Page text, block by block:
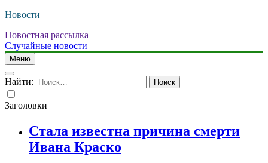
Новости
Новостная рассылка
Случайные новости
Меню
Найти:
Заголовки
Стала известна причина смерти
Ивана Краско